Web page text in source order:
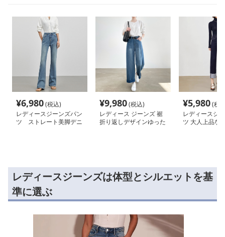
¥6,980(税込)
レディースジーンズパン
ツ ストレート美脚デニ
¥9,980(税込)
レディース ジーンズ 裾
折り返しデザインゆった
¥5,980(税
レディースジ
ツ 大人上品な
レディースジーンズは体型とシルエットを基
準に選ぶ